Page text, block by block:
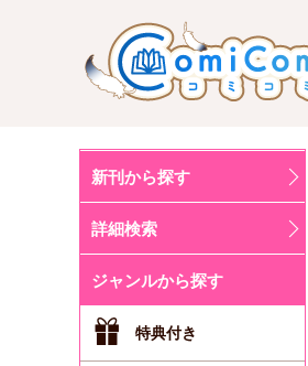
新刊から探す
詳細検索
ジャンルから探す
特典付き